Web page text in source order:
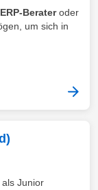
ERP-Berateroder
um sich in
als Junior